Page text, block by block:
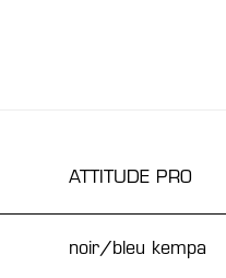
ATTITUDE PRO
noir/bleu kempa